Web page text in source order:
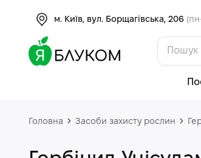
м. Київ, вул. Борщагівська, 206
Головна Засоби захисту рослин